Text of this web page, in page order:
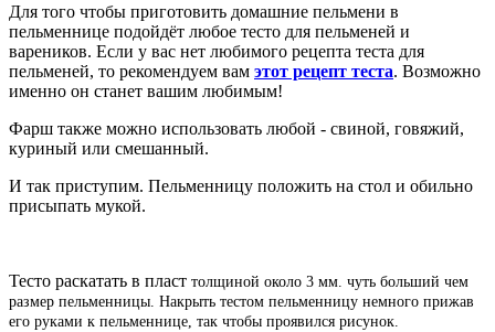
Для того чтобы приготовить домашние пельмени в
пельменнице подойдёт любое тесто для пельменей и
вареников. Если у вас нет любимого рецепта теста для
пельменей, то рекомендуем вам этот рецепт теста. Возможно
именно он станет вашим любимым!
Фарш также можно использовать любой - свиной, говяжий,
куриный или смешанный.
И так приступим. Пельменницу положить на стол и обильно
присыпать мукой.
Тесто раскатать в пласт толщиной около 3 мм. чуть больший чем
размер пельменницы. Накрыть тестом пельменницу немного прижав
его руками к пельменнице, так чтобы проявился рисунок.